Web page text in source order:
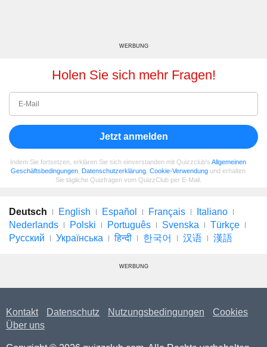
WERBUNG
Holen Sie sich mehr Fragen!
Jetzt anmelden
Indem Sie fortsetzen, erklären Sie sich einverstanden mit Quizzclub's Allgemeinen
Geschäftsbedingungen
Datenschutzerklärung Cookie-Verwendung und erhalten
Sie tägliche Quizfragen vom QuizzClub per E-Mail.
Deutsch English Español Français
Italiano
Nederlands
Polski Português Svenska
Türkçe
Русский
Українська हिन्दी 한국어 汉语 漢語
WERBUNG
Kontakt Datenschutz Nutzungsbedingungen
Cookies
Über uns